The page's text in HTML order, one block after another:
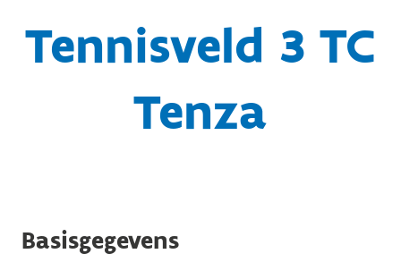
Tennisveld 3 TC
Tenza
Basisgegevens